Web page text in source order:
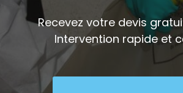
Recevez votre devis
Intervention rapide et